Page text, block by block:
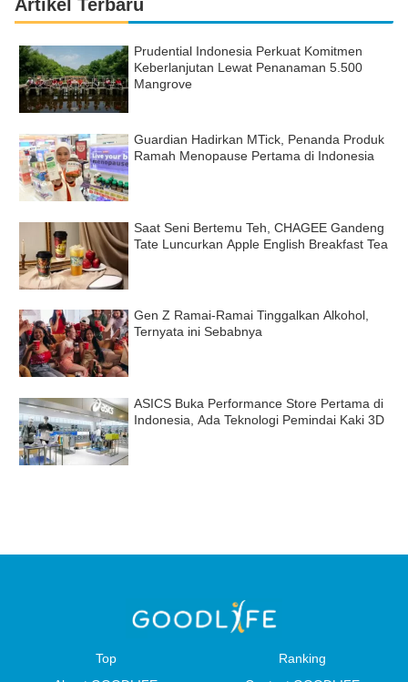
Artikel Terbaru
Prudential Indonesia Perkuat Komitmen
Keberlanjutan Lewat Penanaman 5.500
Mangrove
Guardian Hadirkan MTick, Penanda Produk
Ramah Menopause Pertama di Indonesia
Saat Seni Bertemu Teh, CHAGEE Gandeng
Tate Luncurkan Apple English Breakfast Tea
Gen Z Ramai-Ramai Tinggalkan Alkohol,
Ternyata ini Sebabnya
ASICS Buka Performance Store Pertama di
Indonesia, Ada Teknologi Pemindai Kaki 3D
Top
Ranking